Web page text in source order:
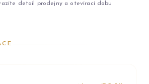
detail prodejny a otevírací dobu